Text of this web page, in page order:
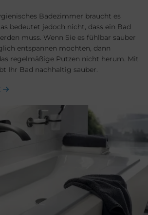
Badezimmer braucht es
bedeutet jedoch nicht, dass ein Bad
muss. Wenn Sie es fühlbar sauber
entspannen möchten, dann
regelmäßige Putzen nicht herum. Mit
Ihr Bad nachhaltig sauber.